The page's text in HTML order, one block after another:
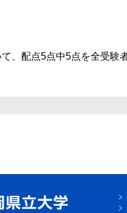
配点5点中5点を全受験